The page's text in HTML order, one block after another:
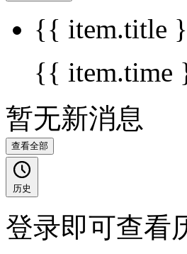
{{ item.title
{{ item.time
暂无新消息
查看全部
历史
登录即可查看